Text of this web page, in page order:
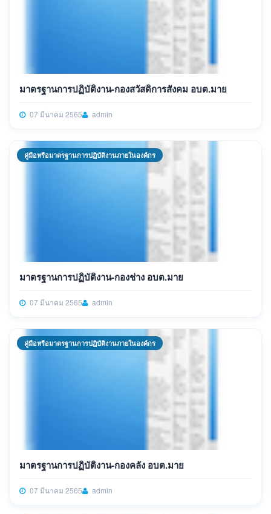
มาตรฐานการปฏิบัติงาน-กองสวัสดิการสังคม อบต.มาย
07 มีนาคม 2565 admin
คู่มือหรือมาตรฐานการปฏิบัติงานภายในองค์กร
มาตรฐานการปฏิบัติงาน-กองช่าง อบต.มาย
07 มีนาคม 2565 admin
คู่มือหรือมาตรฐานการปฏิบัติงานภายในองค์กร
มาตรฐานการปฏิบัติงาน-กองคลัง อบต.มาย
07 มีนาคม 2565 admin